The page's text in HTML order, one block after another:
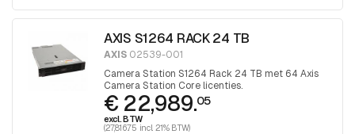
AXIS S1264 RACK 24 TB
AXIS 02539-001
Camera Station S1264 Rack 24 TB met 64 Axis
Camera Station Core licenties.
€ 22,989.05
excl. BTW
(27,816.75 incl. 21% BTW)